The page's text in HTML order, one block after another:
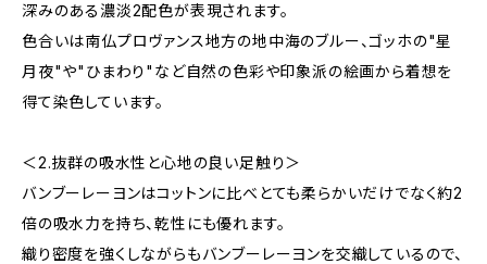
深みのある濃淡2配色が表現されます。
色合いは南仏プロヴァンス地方の地中海のブルー、ゴッホの"星
月夜"や"ひまわり"など自然の色彩や印象派の絵画から着想を
得て染色しています。
＜2.抜群の吸水性と心地の良い足触り＞
バンブーレーヨンはコットンに比べとても柔らかいだけでなく約2
倍の吸水力を持ち、乾性にも優れます。
織り密度を強くしながらもバンブーレーヨンを交織しているので、